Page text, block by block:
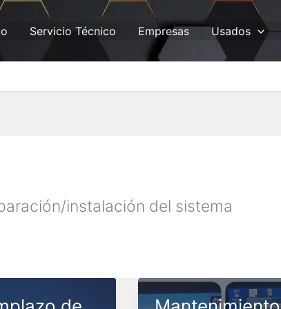
Servicio Técnico Empresas Usados
instalación del sistema